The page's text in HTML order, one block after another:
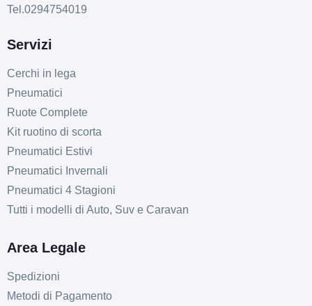
Tel.0294754019
Servizi
Cerchi in lega
Pneumatici
Ruote Complete
Kit ruotino di scorta
Pneumatici Estivi
Pneumatici Invernali
Pneumatici 4 Stagioni
Tutti i modelli di Auto, Suv e Caravan
Area Legale
Spedizioni
Metodi di Pagamento